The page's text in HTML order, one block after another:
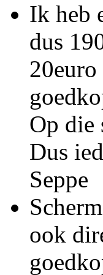
Ik heb
dus
Op die
Dus
Seppe
ook